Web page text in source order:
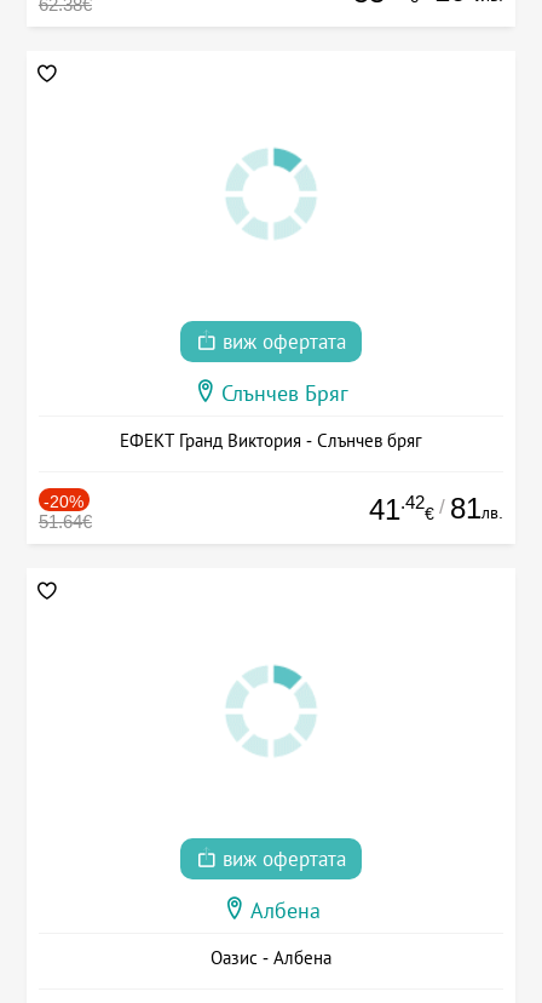
62.38€
виж офертата
Слънчев Бряг
ЕФЕКТ Гранд Виктория - Слънчев бряг
-20%
51.64€ 41.42
€ / 81лв.
виж офертата
Албена
Оазис - Албена